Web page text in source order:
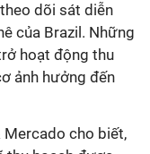
dõi sát diễn
của Brazil. Những
hoạt động thu
ảnh hưởng đến
Mercado cho biết,